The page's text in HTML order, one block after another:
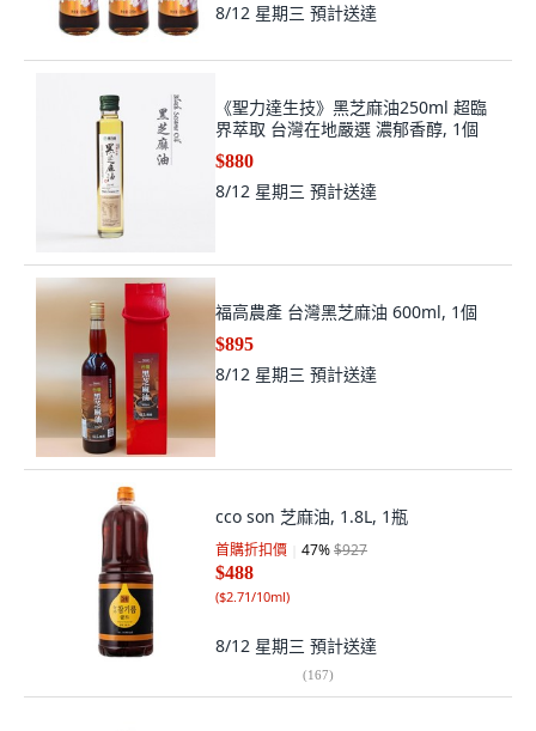
8/12 星期三 預計送達
《聖力達生技》黑芝麻油250ml 超臨
界萃取 台灣在地嚴選 濃郁香醇, 1個
$880
8/12 星期三 預計送達
福高農產 台灣黑芝麻油 600ml, 1個
$895
8/12 星期三 預計送達
cco son 芝麻油, 1.8L, 1瓶
首購折扣價 47%$927
$488
($2.71/10ml)
8/12 星期三 預計送達
(167)